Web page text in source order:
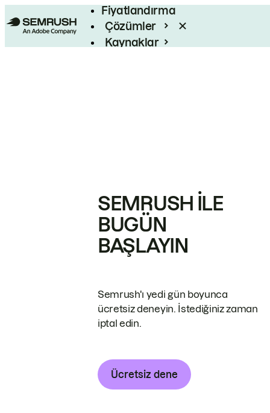
Fiyatlandırma
Çözümler
Kaynaklar
SEMRUSH ILE
BUGÜN
BAŞLAYIN
Semrush'ı yedi gün boyunca
ücretsiz deneyin. İstediğiniz zaman
iptal edin.
Ücretsiz dene